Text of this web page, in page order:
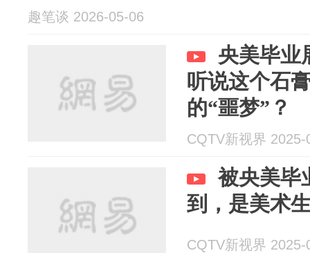
趣笔谈 2026-05-06
央美毕业
听说这个石
的“噩梦”？
CQTV新视界 2025-
被央美毕
到，是美术
CQTV新视界 2025-